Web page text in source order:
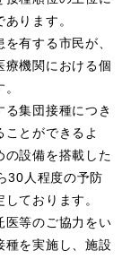
ります。
有する市民が、
療機関における個
集団接種につき
ことができるよ
の設備を搭載した
30人程度の予防
ております。
医等のご協力をい
種を実施し、施設